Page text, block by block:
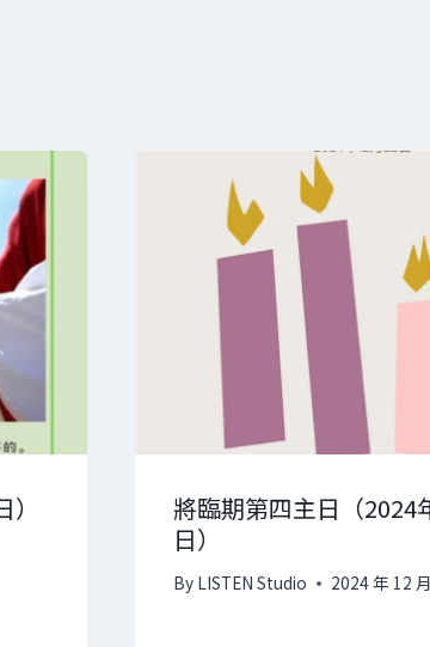
將臨期第四主日（2024
日）
By LISTEN Studio 2024 年 12